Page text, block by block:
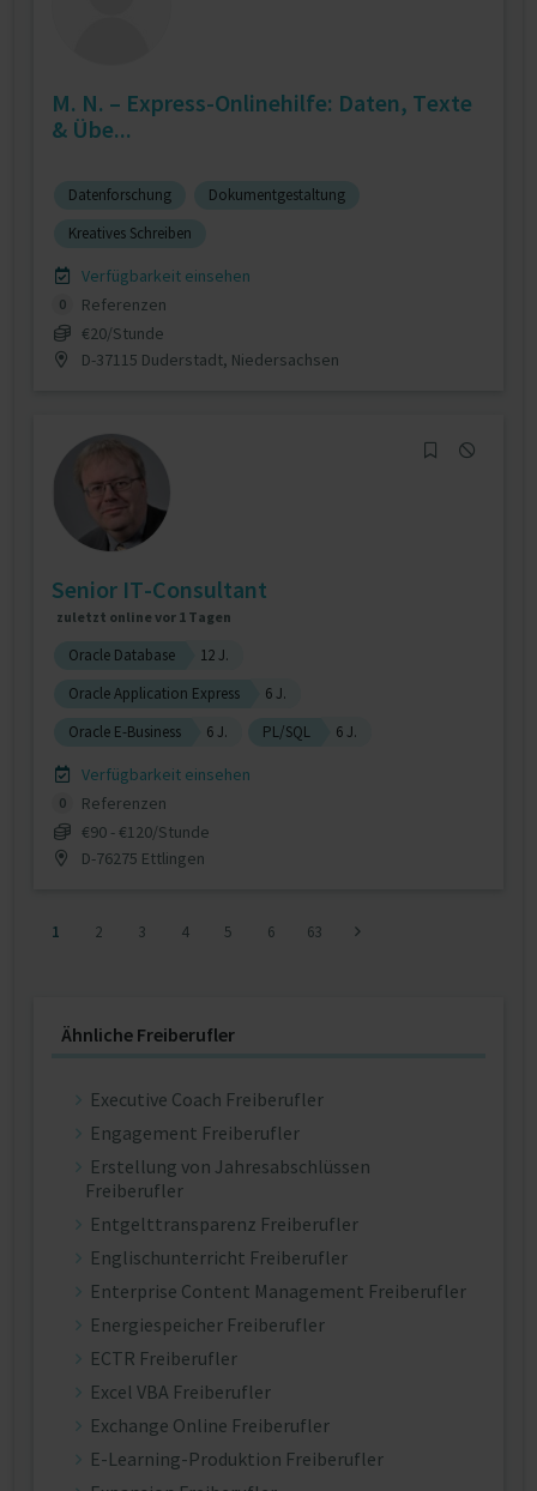
M. N. – Express-Onlinehilfe: Daten, Texte
& Übe...
Datenforschung
Dokumentgestaltung
Kreatives Schreiben
Verfügbarkeit einsehen
0
Referenzen
€20/Stunde
D-37115 Duderstadt, Niedersachsen
Senior IT-Consultant
zuletzt online vor 1 Tagen
Oracle Database
12 J.
Oracle Application Express
6 J.
Oracle E-Business
6 J. PL/SQL 6 J.
Verfügbarkeit einsehen
0
Referenzen
€90 - €120/Stunde
D-76275 Ettlingen
1 2 3 4 5 6 63
Ähnliche Freiberufler
Executive Coach Freiberufler
Engagement Freiberufler
Erstellung von Jahresabschlüssen
Freiberufler
Entgelttransparenz Freiberufler
Englischunterricht Freiberufler
Enterprise Content Management Freiberufler
Energiespeicher Freiberufler
ECTR Freiberufler
Excel VBA Freiberufler
Exchange Online Freiberufler
E-Learning-Produktion Freiberufler